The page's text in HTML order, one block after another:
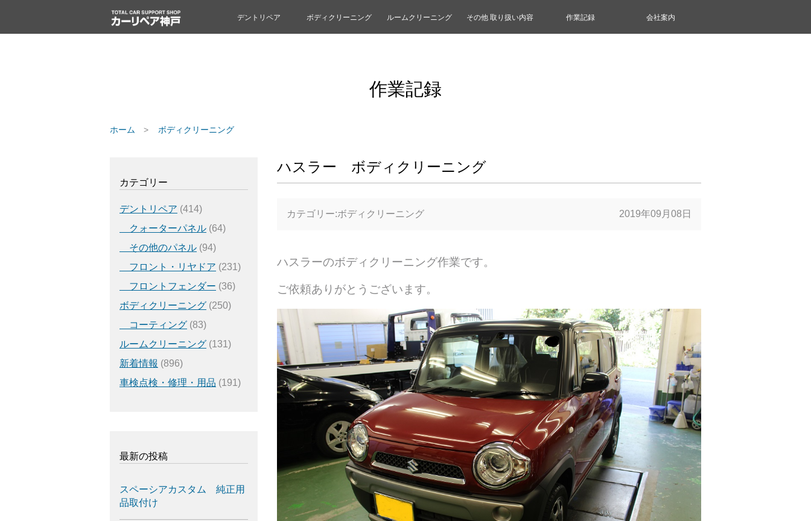
デントリペア ボディクリーニング ルームクリーニング その他 取り扱い内容 作業記録 会社案内
作業記録
ホーム ボディクリーニング
ハスラー ボディクリーニング
カテゴリー:ボディクリーニング 2019年09月08日
ハスラーのボディクリーニング作業です。
ご依頼ありがとうございます。
カテゴリー
デントリペア (414)
クォーターパネル (64)
その他のパネル (94)
フロント・リヤドア (231)
フロントフェンダー (36)
ボディクリーニング (250)
コーティング (83)
ルームクリーニング (131)
新着情報 (896)
車検点検・修理・用品 (191)
最新の投稿
スペーシアカスタム 純正用
品取付け